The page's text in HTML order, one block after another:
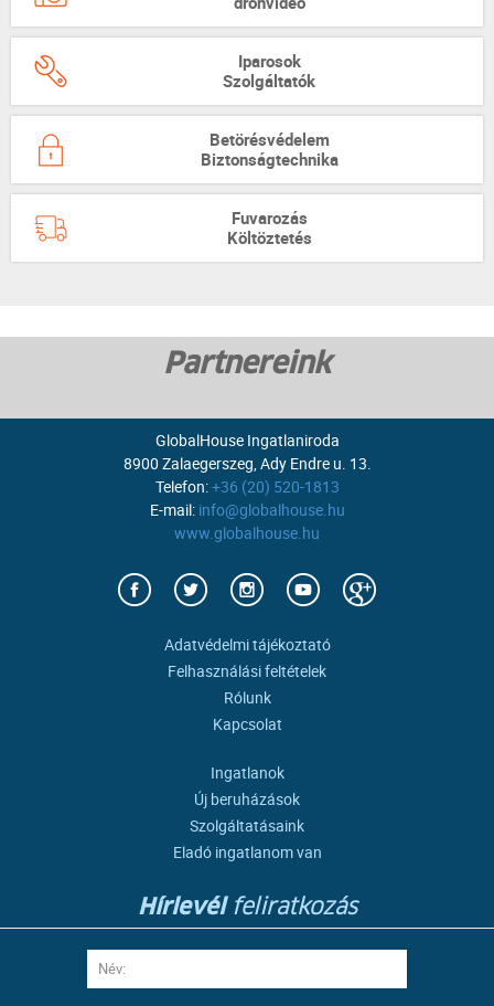
Iparosok
Szolgáltatók
Betörésvédelem
Biztonságtechnika
Fuvarozás
Költöztetés
Partnereink
GlobalHouse Ingatlaniroda
8900 Zalaegerszeg, Ady Endre u. 13.
Telefon:+36 (20) 520-1813
E-mail: info@globalhouse.hu
www.globalhouse.hu
Adatvédelmi tájékoztató
Felhasználási feltételek
Rólunk
Kapcsolat
Ingatlanok
Új beruházások
Szolgáltatásaink
Eladó ingatlanom van
Hírlevélfeliratkozás